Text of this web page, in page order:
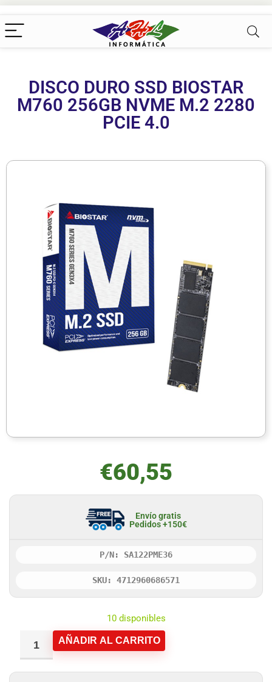
DISCO DURO SSD BIOSTAR
M760 256GB NVME M.2 2280
PCIE 4.0
€60,55
Envío gratis
Pedidos +150€
P/N: SA122PME36
SKU: 4712960686571
10 disponibles
AÑADIR AL CARRITO